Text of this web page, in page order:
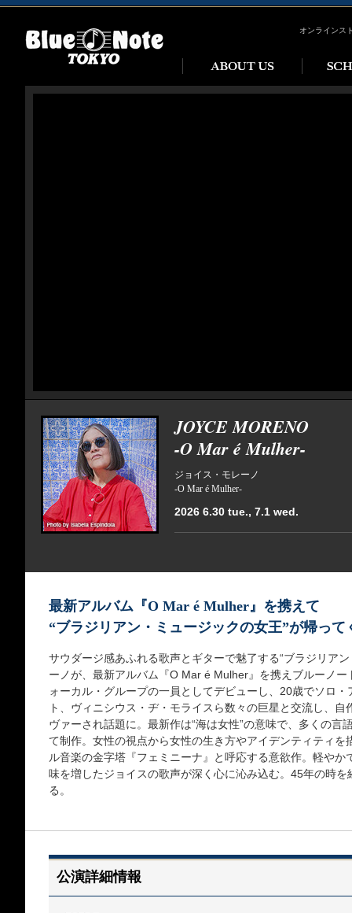
オンラインス
JOYCE MORENO
-O Mar é Mulher-
ジョイス・モレーノ
-O Mar é Mulher-
2026 6.30 tue., 7.1 wed.
最新アルバム『O Mar é Mulher』を携えて
“ブラジリアン・ミュージックの女王”が帰って
サウダージ感あふれる歌声とギターで魅了する“ブラジリア
ーノが、最新アルバム『O Mar é Mulher』を携えブルーノ
ォーカル・グループの一員としてデビューし、20歳でソロ
ト、ヴィニシウス・ヂ・モライスら数々の巨星と交流し、
ヴァーされ話題に。最新作は“海は女性”の意味で、多くの言
て制作。女性の視点から女性の生き方やアイデンティティ
ル音楽の金字塔『フェミニーナ』と呼応する意欲作。軽や
味を増したジョイスの歌声が深く心に沁み込む。45年の時
る。
公演詳細情報